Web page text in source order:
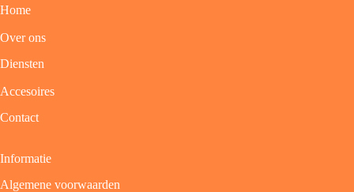
Home
Over ons
Diensten
Accesoires
Contact
Informatie
Algemene voorwaarden